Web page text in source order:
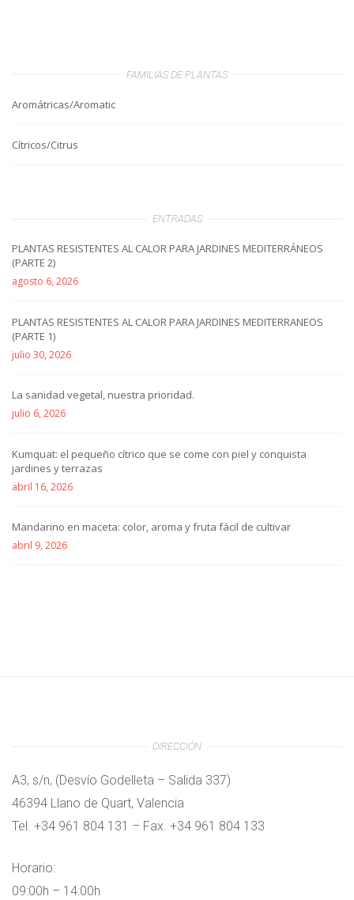
FAMILIAS DE PLANTAS
Aromátricas/Aromatic
Cítricos/Citrus
ENTRADAS
PLANTAS RESISTENTES AL CALOR PARA JARDINES MEDITERRÁNEOS
(PARTE 2)
agosto 6, 2026
PLANTAS RESISTENTES AL CALOR PARA JARDINES MEDITERRANEOS
(PARTE 1)
julio 30, 2026
La sanidad vegetal, nuestra prioridad.
julio 6, 2026
Kumquat: el pequeño cítrico que se come con piel y conquista
jardines y terrazas
abril 16, 2026
Mandarino en maceta: color, aroma y fruta fácil de cultivar
abril 9, 2026
DIRECCIÓN
A3, s/n, (Desvío Godelleta – Salida 337)
46394 Llano de Quart, Valencia
Tel. +34 961 804 131 – Fax. +34 961 804 133
Horario:
09:00h – 14:00h